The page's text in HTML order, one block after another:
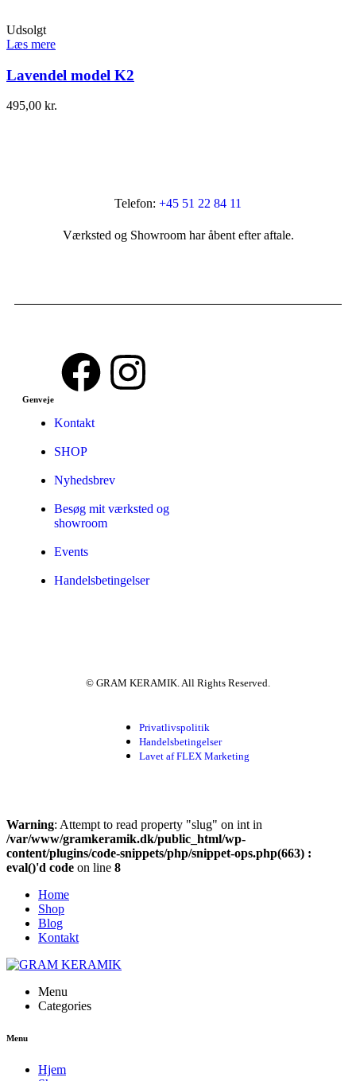
Udsolgt
Læs mere
Lavendel model K2
495,00 kr.
Telefon: +45 51 22 84 11
Værksted og Showroom har åbent efter aftale.
Genveje
Kontakt
SHOP
Nyhedsbrev
Besøg mit værksted og
showroom
Events
Handelsbetingelser
Privatlivspolitik
Handelsbetingelser
Lavet af FLEX Marketing
© GRAM KERAMIK. All Rights Reserved.
Warning: Attempt to read property "slug" on int in
/var/www/gramkeramik.dk/public_html/wp-
content/plugins/code-snippets/php/snippet-ops.php(663) :
eval()'d code on line 8
Home
Shop
Blog
Kontakt
Menu
Categories
Menu
Hjem